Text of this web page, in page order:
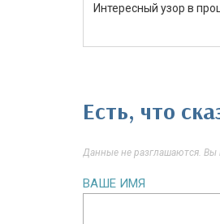
Интересный узор в
Есть, что
Данные не разглашаются. Вы
ВАШЕ ИМЯ